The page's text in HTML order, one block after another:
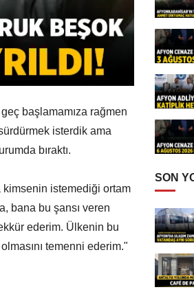
başlamamıza rağmen
isterdik ama
bıraktı.
kimsenin istemediği ortam
bana bu şansı veren
ederim. Ülkenin bu
temenni ederim."
SON